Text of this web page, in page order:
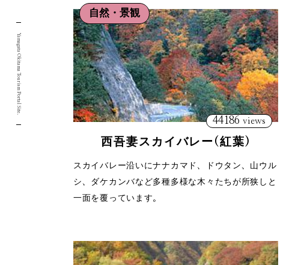
自然・景観
44186 views
西吾妻スカイバレー(紅葉)
スカイバレー沿いにナナカマド、ドウタン、山ウル
シ、ダケカンバなど多種多様な木々たちが所狭しと
一面を覆っています。
Yamagata Okitama Tourism Portal Site.